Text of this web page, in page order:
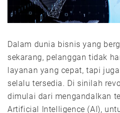
Dalam dunia bisnis yang
sekarang, pelanggan tidak
layanan yang cepat, tapi
selalu tersedia. Di sinilah
dimulai dari mengandalkan
Artificial Intelligence (AI),